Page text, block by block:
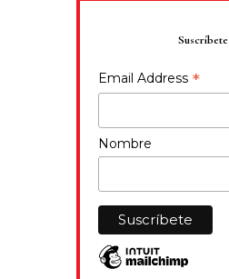
Suscríbete
Email Address *
Nombre